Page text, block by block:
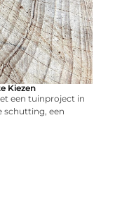
Kiezen
een tuinproject in
schutting, een